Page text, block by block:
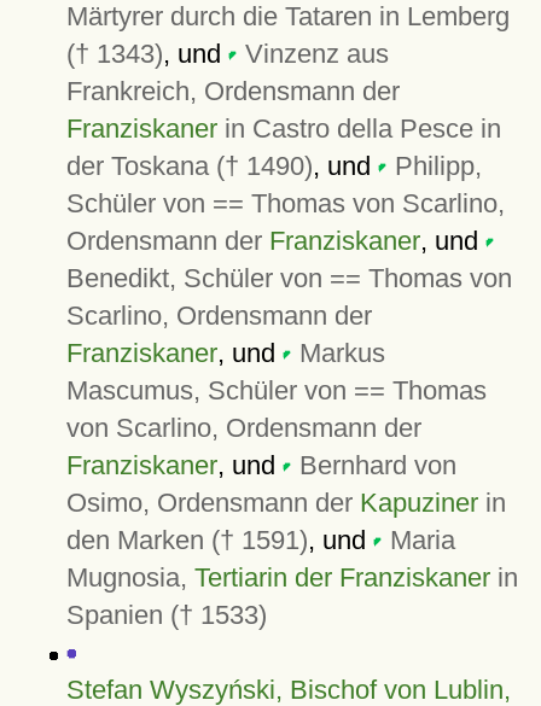
Märtyrer durch die Tataren in Lemberg
(† 1343), und
Vinzenz aus
Frankreich, Ordensmann der
Franziskanerin Castro della Pesce in
der Toskana († 1490), und
Philipp,
Schüler von == Thomas von Scarlino,
Ordensmann der Franziskaner, und
Benedikt, Schüler von == Thomas von
Scarlino, Ordensmann der
Franziskaner, und
Markus
Mascumus, Schüler von == Thomas
von Scarlino, Ordensmann der
Franziskaner, und
Bernhard von
Osimo, Ordensmann der Kapuzinerin
den Marken († 1591), und
Maria
Mugnosia, Tertiarin der Franziskanerin
Spanien († 1533)
Stefan Wyszyński, Bischof von Lublin,